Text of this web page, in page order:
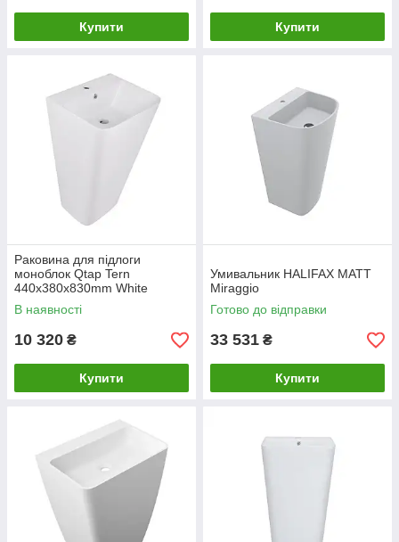
Купити Купити
Раковина для підлоги
моноблок Qtap Tern
440х380х830mm White
QT1711G302WN
В наявності
10 320 ₴
Купити
Умивальник HALIFAX MATT
Miraggio
Готово до відправки
33 531 ₴
Купити